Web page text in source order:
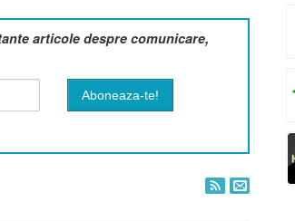
articole despre comunicare,